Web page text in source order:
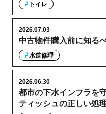
トイレ
中古物件購入前に知る
2026.07.03
水道修理
都市の下水インフラを
ティッシュの正しい処
2026.06.30